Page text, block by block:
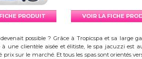
PRODUIT VOIR LA FICHE
possible ? Grâce à Tropicspa et sa large
une clientèle aisée et élitiste, le spa jacuzzi
sur le marché. Et tous les spas sont orientés